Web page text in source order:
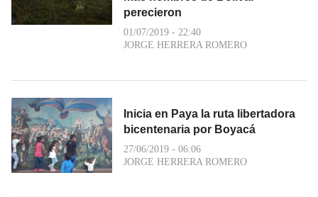
perecieron
01/07/2019 - 22:40
JORGE HERRERA ROMERO
Inicia en Paya la ruta libertadora
bicentenaria por Boyacá
27/06/2019 - 06:06
JORGE HERRERA ROMERO